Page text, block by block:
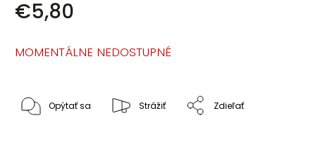
€5,80
MOMENTÁLNE NEDOSTUPNÉ
Opýtať sa Strážiť Zdieľať